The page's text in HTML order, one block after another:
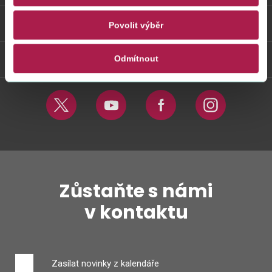
Povolit výběr
Odmítnout
Twitter Youtube Facebook Instagram
Zůstaňte s námi
v kontaktu
Zasílat novinky z kalendáře